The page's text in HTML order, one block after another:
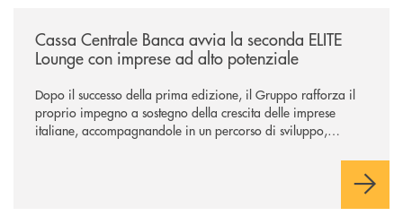
Cassa Centrale Banca avvia la seconda ELITE
Lounge con imprese ad alto potenziale
Dopo il successo della prima edizione, il Gruppo rafforza il
proprio impegno a sostegno della crescita delle imprese
italiane, accompagnandole in un percorso di sviluppo,